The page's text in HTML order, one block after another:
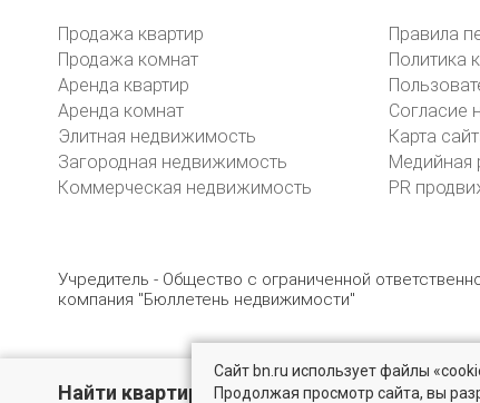
Найти квартиру - это просто!
Продажа квартир
Продажа комнат
Аренда квартир
Аренда комнат
Элитная недвижимость
Загородная недвижимость
Коммерческая недвижимость
Правила
Политика
Согласие
Карта
Медийная
PR
Учредитель - Общество с ограниченной
компания "Бюллетень недвижимости"
© 2005 – 2026, ООО «УК «БН» 8 (812) 331-93-56
Сайт bn.ru использует файлы
Продолжая просмотр сайта, вы